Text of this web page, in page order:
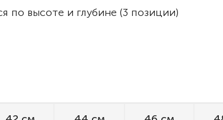
по высоте и глубине (3 позиции)